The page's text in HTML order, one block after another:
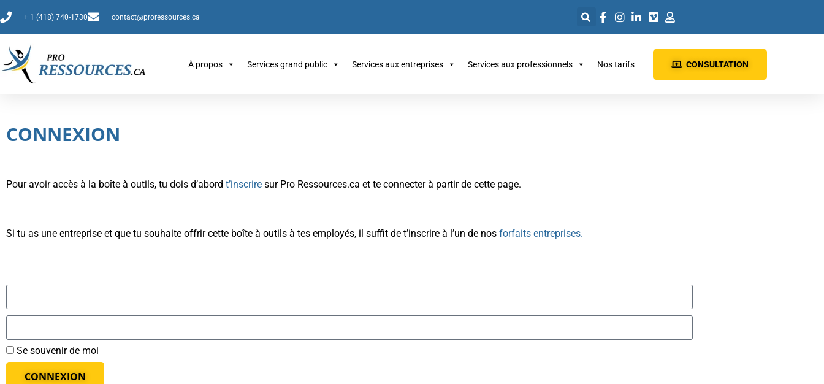
+ 1 (418) 740-1730 contact@proressources.ca
À propos Services grand public Services aux entreprises Services aux professionnels Nos tarifs CONSULTATION
CONNEXION
Pour avoir accès à la boîte à outils, tu dois d’abord t’inscrire sur Pro Ressources.ca et te connecter à partir de cette page.
Si tu as une entreprise et que tu souhaite offrir cette boîte à outils à tes employés, il suffit de t’inscrire à l’un de nos forfaits entreprises.
Se souvenir de moi
CONNEXION